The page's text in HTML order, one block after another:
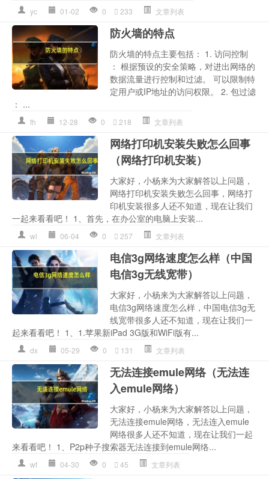
yc 01-02 0 233 文章列表
防火墙的特点
防火墙的特点主要包括： 1. 访问控制
： 根据预设的安全策略，对进出网络的
数据流量进行控制和过滤。 可以限制特
定用户或IP地址的访问权限。 2. 包过滤
： ...
fh 12-28 0 218 文章列表
网络打印机安装失败怎么回事
（网络打印机安装）
大家好，小杨来为大家解答以上问题，
网络打印机安装失败怎么回事，网络打
印机安装很多人还不知道，现在让我们
一起来看看吧！ 1、首先，在办公室的电脑上安装...
wl 06-04 0 257 文章列表
电信3g网络速度怎么样（中国
电信3g无线宽带）
大家好，小杨来为大家解答以上问题，
电信3g网络速度怎么样，中国电信3g无
线宽带很多人还不知道，现在让我们一
起来看看吧！ 1、1.苹果新iPad 3G版和WiFi版有...
dx 05-29 0 131 文章列表
无法连接emule网络（无法连
入emule网络）
大家好，小杨来为大家解答以上问题，
无法连接emule网络，无法连入emule
网络很多人还不知道，现在让我们一起
来看看吧！ 1、P2p种子搜索器无法连接到emule网络...
wf 04-30 0 45 文章列表